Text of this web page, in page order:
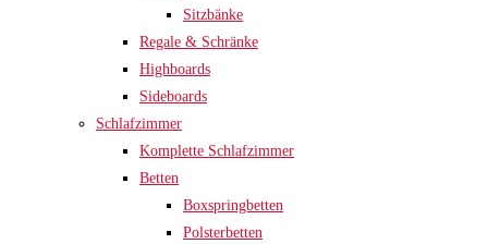
Sitzbänke
Regale & Schränke
Highboards
Sideboards
Schlafzimmer
Komplette Schlafzimmer
Betten
Boxspringbetten
Polsterbetten